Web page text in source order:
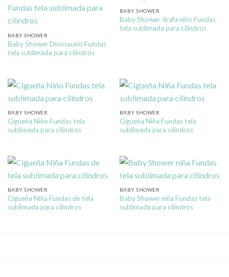
BABY SHOWER
Baby Shower Dinosaurio Fundas
tela sublimada para cilindros
BABY SHOWER
Baby Shower Jirafa niño Fundas
tela sublimada para cilindros
BABY SHOWER
Cigueña Niño Fundas tela
sublimada para cilindros
BABY SHOWER
Cigueña Niña Fundas tela
sublimada para cilindros
BABY SHOWER
Cigueña Niña Fundas de tela
sublimada para cilindros
BABY SHOWER
Baby Shower niña Fundas tela
sublimada para cilindros